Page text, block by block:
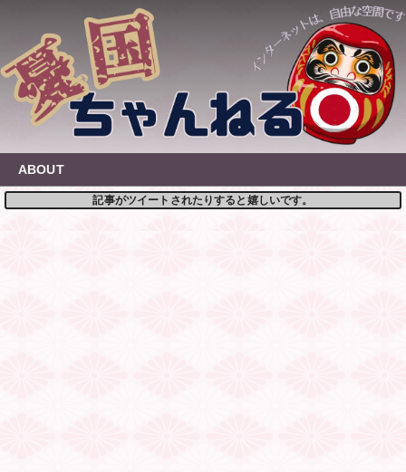
content
ABOUT
記事がツイートされたりすると嬉しいです。